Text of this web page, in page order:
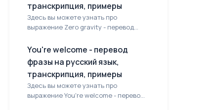
транскрипция, примеры
Здесь вы можете узнать про
выражение Zero gravity - перевод...
You're welcome - перевод
фразы на русский язык,
транскрипция, примеры
Здесь вы можете узнать про
выражение You're welcome - перево...